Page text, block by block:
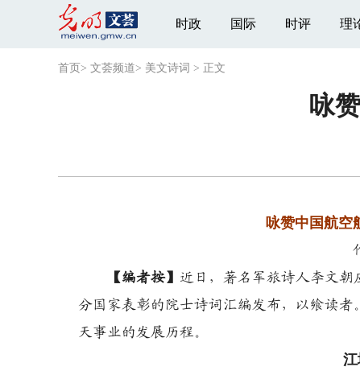
时政 国际 时评 理
首页 > 文荟频道> 美文诗词 > 正文
咏
咏赞中国航空
【编者按】 近日，著名军旅诗人李文
分国家表彰的院士诗词汇编发布，以飨读
天事业的发展历程。
江